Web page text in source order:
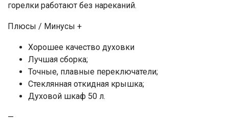
горелки работают без нареканий.
Плюсы / Минусы +
Хорошее качество духовки
Лучшая сборка;
Точные, плавные переключатели;
Стеклянная откидная крышка;
Духовой шкаф 50 л.
—